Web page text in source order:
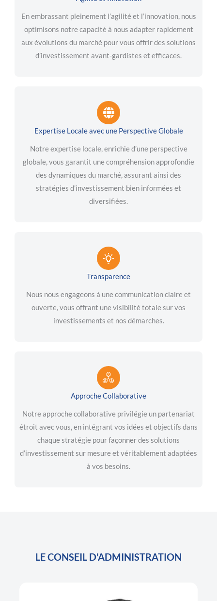
En embrassant pleinement l’agilité et l’innovation, nous
optimisons notre capacité à nous adapter rapidement
aux évolutions du marché pour vous offrir des solutions
d’investissement avant-gardistes et efficaces.
Expertise Locale avec une Perspective Globale
Notre expertise locale, enrichie d’une perspective
globale, vous garantit une compréhension approfondie
des dynamiques du marché, assurant ainsi des
stratégies d’investissement bien informées et
diversifiées.
Transparence
Nous nous engageons à une communication claire et
ouverte, vous offrant une visibilité totale sur vos
investissements et nos démarches.
Approche Collaborative
Notre approche collaborative privilégie un partenariat
étroit avec vous, en intégrant vos idées et objectifs dans
chaque stratégie pour façonner des solutions
d’investissement sur mesure et véritablement adaptées
à vos besoins.
LE CONSEIL D'ADMINISTRATION